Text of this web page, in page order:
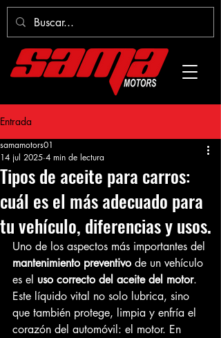
Entrada
Tipos de aceite para carros:
cuál es el más adecuado para
tu vehículo, diferencias y usos.
samamotors01
14 jul 2025 4 min de lectura
Uno de los aspectos más importantes del
mantenimiento preventivo de un vehículo
es el uso correcto del aceite del motor.
Este líquido vital no solo lubrica, sino
que también protege, limpia y enfría el
corazón del automóvil: el motor. En